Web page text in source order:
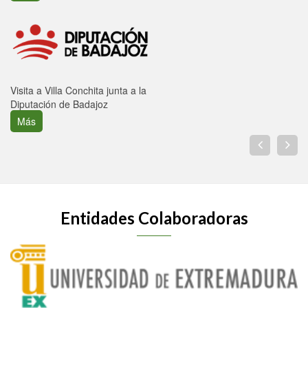
Visita a Villa Conchita junta a la
Diputación de Badajoz
Más
Entidades Colaboradoras